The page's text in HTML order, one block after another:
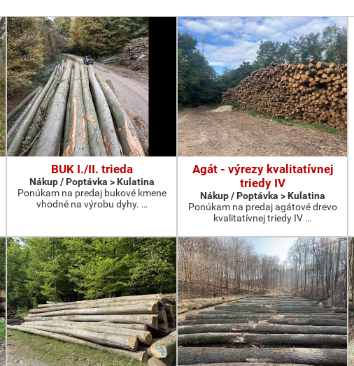
BUK I./II. trieda
Nákup / Poptávka > Kulatina
Ponúkam na predaj bukové kmene
vhodné na výrobu dyhy. …
Agát - výrezy kvalitatívnej
triedy IV
Nákup / Poptávka > Kulatina
Ponúkam na predaj agátové drevo
kvalitatívnej triedy IV …